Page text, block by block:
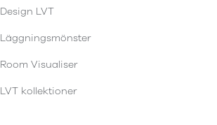
Design LVT
Läggningsmönster
Room Visualiser
LVT kollektioner